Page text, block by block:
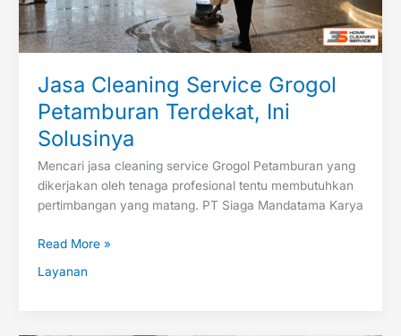
Jasa Cleaning Service Grogol
Petamburan Terdekat, Ini
Solusinya
Mencari jasa cleaning service Grogol Petamburan yang
dikerjakan oleh tenaga profesional tentu membutuhkan
pertimbangan yang matang. PT Siaga Mandatama Karya
Solusinya
Read More »
Layanan